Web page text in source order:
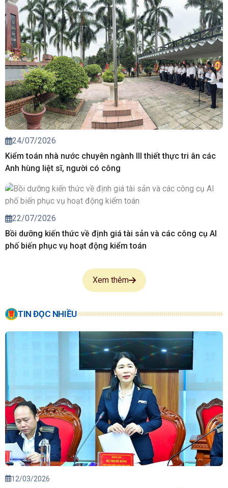
24/07/2026
Kiểm toán nhà nước chuyên ngành III thiết thực tri ân các
Anh hùng liệt sĩ, người có công
22/07/2026
Bồi dưỡng kiến thức về định giá tài sản và các công cụ AI
phố biến phục vụ hoạt động kiểm toán
Xem thêm
TIN ĐỌC NHIỀU
12/03/2026